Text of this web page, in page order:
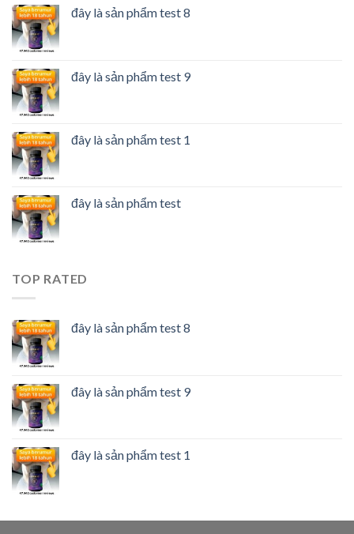
đây là sản phẩm test 8
đây là sản phẩm test 9
đây là sản phẩm test 1
đây là sản phẩm test
TOP RATED
đây là sản phẩm test 8
đây là sản phẩm test 9
đây là sản phẩm test 1